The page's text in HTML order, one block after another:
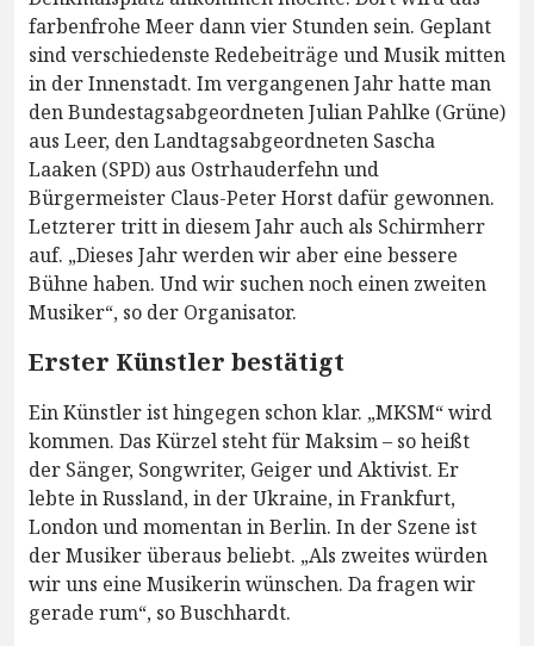
farbenfrohe Meer dann vier Stunden sein. Geplant
sind verschiedenste Redebeiträge und Musik mitten
in der Innenstadt. Im vergangenen Jahr hatte man
den Bundestagsabgeordneten Julian Pahlke (Grüne)
aus Leer, den Landtagsabgeordneten Sascha
Laaken (SPD) aus Ostrhauderfehn und
Bürgermeister Claus-Peter Horst dafür gewonnen.
Letzterer tritt in diesem Jahr auch als Schirmherr
auf. „Dieses Jahr werden wir aber eine bessere
Bühne haben. Und wir suchen noch einen zweiten
Musiker“, so der Organisator.
Erster Künstler bestätigt
Ein Künstler ist hingegen schon klar. „MKSM“ wird
kommen. Das Kürzel steht für Maksim – so heißt
der Sänger, Songwriter, Geiger und Aktivist. Er
lebte in Russland, in der Ukraine, in Frankfurt,
London und momentan in Berlin. In der Szene ist
der Musiker überaus beliebt. „Als zweites würden
wir uns eine Musikerin wünschen. Da fragen wir
gerade rum“, so Buschhardt.